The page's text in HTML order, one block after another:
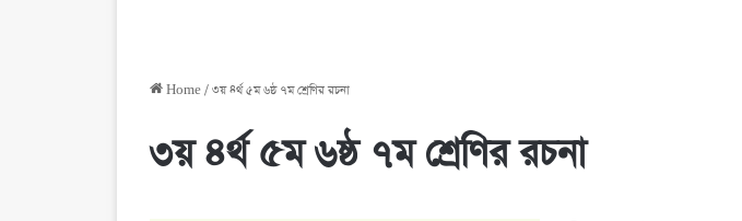
Home / ৩য় ৪র্থ ৫ম ৬ষ্ঠ ৭ম শ্রেণির রচনা
৩য় ৪র্থ ৫ম ৬ষ্ঠ ৭ম শ্রেণির রচনা